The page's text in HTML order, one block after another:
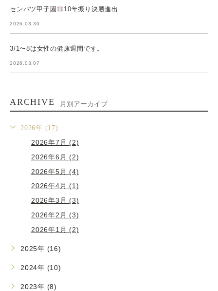
センバツ甲子園 10年振り決勝進出
2026.03.30
3/1〜8は女性の健康週間です。
2026.03.07
ARCHIVE 月別アーカイブ
2026年 (17)
2026年7月 (2)
2026年6月 (2)
2026年5月 (4)
2026年4月 (1)
2026年3月 (3)
2026年2月 (3)
2026年1月 (2)
2025年 (16)
2024年 (10)
2023年 (8)